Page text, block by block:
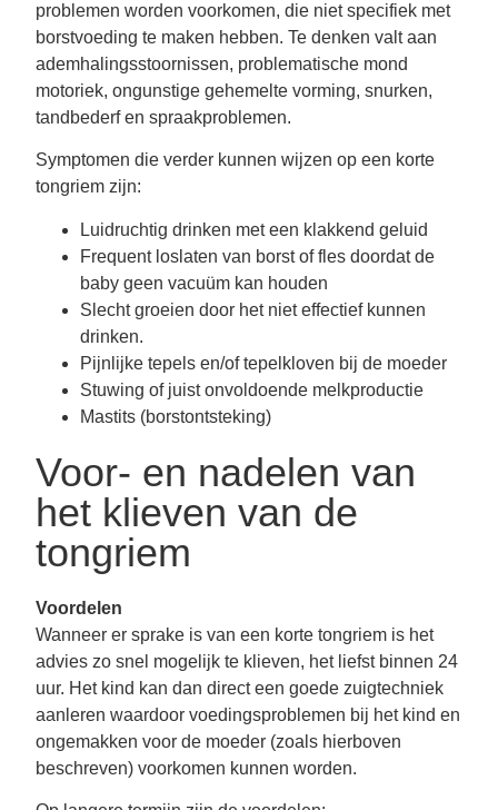
problemen worden voorkomen, die niet specifiek met
borstvoeding te maken hebben. Te denken valt aan
ademhalingsstoornissen, problematische mond
motoriek, ongunstige gehemelte vorming, snurken,
tandbederf en spraakproblemen.
Symptomen die verder kunnen wijzen op een korte
tongriem zijn:
Luidruchtig drinken met een klakkend geluid
Frequent loslaten van borst of fles doordat de
baby geen vacuüm kan houden
Slecht groeien door het niet effectief kunnen
drinken.
Pijnlijke tepels en/of tepelkloven bij de moeder
Stuwing of juist onvoldoende melkproductie
Mastits (borstontsteking)
Voor- en nadelen van
het klieven van de
tongriem
Voordelen
Wanneer er sprake is van een korte tongriem is het
advies zo snel mogelijk te klieven, het liefst binnen 24
uur. Het kind kan dan direct een goede zuigtechniek
aanleren waardoor voedingsproblemen bij het kind en
ongemakken voor de moeder (zoals hierboven
beschreven) voorkomen kunnen worden.